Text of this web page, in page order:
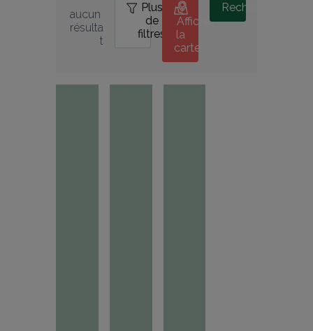
aucun
résulta
t
Plus
de
filtres
Afficher
la
carte
Rechercher